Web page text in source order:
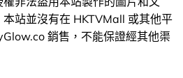
站並沒有在 HKTVMall 或其他平
銷售，不能保證經其他渠